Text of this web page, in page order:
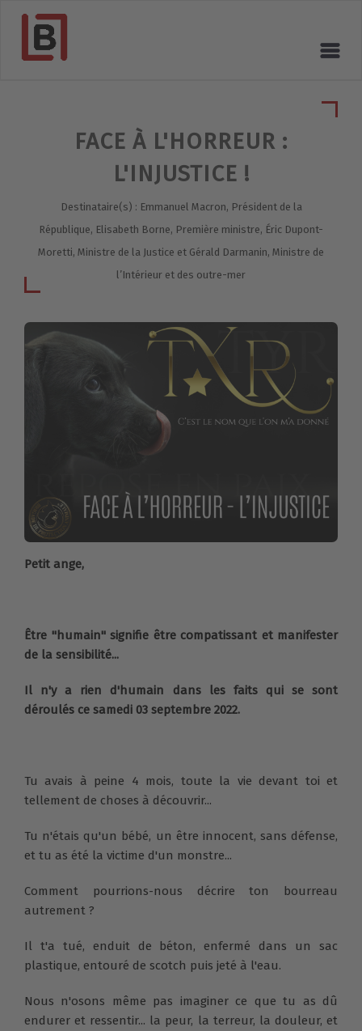
FACE À L'HORREUR :
L'INJUSTICE !
Destinataire(s) : Emmanuel Macron, Président de la
République, Elisabeth Borne, Première ministre, Éric Dupont-
Moretti, Ministre de la Justice et Gérald Darmanin, Ministre de
l’Intérieur et des outre-mer
Petit ange,
Être "humain" signifie être compatissant et manifester
de la sensibilité...
Il n'y a rien d'humain dans les faits qui se sont
déroulés ce samedi 03 septembre 2022.
Tu avais à peine 4 mois, toute la vie devant toi et
tellement de choses à découvrir...
Tu n'étais qu'un bébé, un être innocent, sans défense,
et tu as été la victime d'un monstre...
Comment pourrions-nous décrire ton bourreau
autrement ?
Il t'a tué, enduit de béton, enfermé dans un sac
plastique, entouré de scotch puis jeté à l'eau.
Nous n'osons même pas imaginer ce que tu as dû
endurer et ressentir... la peur, la terreur, la douleur, et